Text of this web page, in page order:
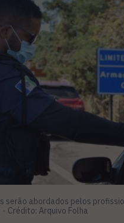
abordados pelos
- Crédito: Arquivo Folha